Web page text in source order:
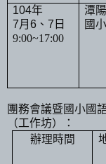
104年
7月 6、 7 日
9:00~17:00
潭陽
國小
團務會議暨國小國
（工作坊）：
辦理時間